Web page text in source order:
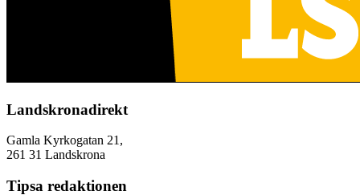
Landskronadirekt
Gamla Kyrkogatan 21,
261 31 Landskrona
Tipsa redaktionen